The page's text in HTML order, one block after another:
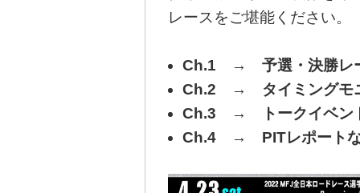
レースをご堪能ください。
Ch.1 → 予選・決勝レ
Ch.2 → タイミングモ
Ch.3 → トークイベン
Ch.4 → PITレポート